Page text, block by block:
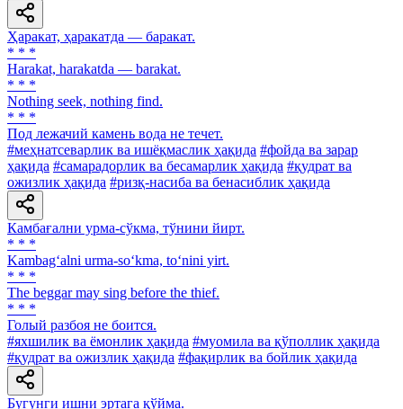
Ҳаракат, ҳаракатда — баракат.
* * *
Harakat, harakatda — barakat.
* * *
Nothing seek, nothing find.
* * *
Под лежачий камень вода не течет.
#меҳнатсеварлик ва ишёқмаслик ҳақида #фойда ва зарар
ҳақида #самарадорлик ва бесамарлик ҳақида #қудрат ва
ожизлик ҳақида #ризқ-насиба ва бенасиблик ҳақида
Камбағални урма-сўкма, тўнини йирт.
* * *
Kambag‘alni urma-so‘kma, to‘nini yirt.
* * *
The beggar may sing before the thief.
* * *
Голый разбоя не боится.
#яхшилик ва ёмонлик ҳақида #муомила ва қўполлик ҳақида
#қудрат ва ожизлик ҳақида #фақирлик ва бойлик ҳақида
Бугунги ишни эртага қўйма.